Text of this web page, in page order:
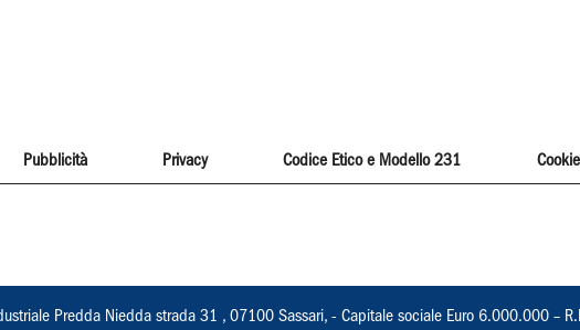
Pubblicità Privacy Codice Etico e Modello 231
Predda Niedda strada 31 , 07100 Sassari, - Capitale sociale Euro 6.000.000 –